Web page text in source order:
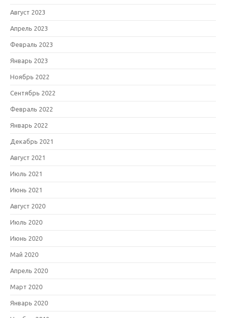
Август 2023
Апрель 2023
Февраль 2023
Январь 2023
Ноябрь 2022
Сентябрь 2022
Февраль 2022
Январь 2022
Декабрь 2021
Август 2021
Июль 2021
Июнь 2021
Август 2020
Июль 2020
Июнь 2020
Май 2020
Апрель 2020
Март 2020
Январь 2020